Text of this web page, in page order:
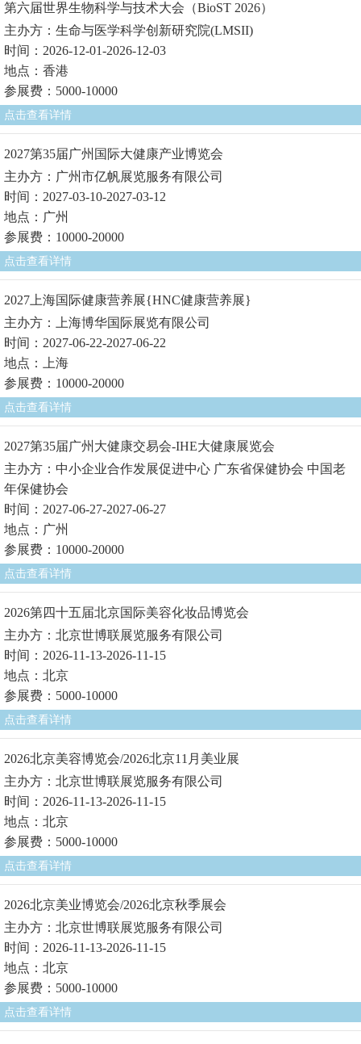
第六届世界生物科学与技术大会（BioST 2026）
主办方：生命与医学科学创新研究院(LMSII)
时间：2026-12-01-2026-12-03
地点：香港
参展费：5000-10000
点击查看详情
2027第35届广州国际大健康产业博览会
主办方：广州市亿帆展览服务有限公司
时间：2027-03-10-2027-03-12
地点：广州
参展费：10000-20000
点击查看详情
2027上海国际健康营养展{HNC健康营养展}
主办方：上海博华国际展览有限公司
时间：2027-06-22-2027-06-22
地点：上海
参展费：10000-20000
点击查看详情
2027第35届广州大健康交易会-IHE大健康展览会
主办方：中小企业合作发展促进中心 广东省保健协会 中国老
年保健协会
时间：2027-06-27-2027-06-27
地点：广州
参展费：10000-20000
点击查看详情
2026第四十五届北京国际美容化妆品博览会
主办方：北京世博联展览服务有限公司
时间：2026-11-13-2026-11-15
地点：北京
参展费：5000-10000
点击查看详情
2026北京美容博览会/2026北京11月美业展
主办方：北京世博联展览服务有限公司
时间：2026-11-13-2026-11-15
地点：北京
参展费：5000-10000
点击查看详情
2026北京美业博览会/2026北京秋季展会
主办方：北京世博联展览服务有限公司
时间：2026-11-13-2026-11-15
地点：北京
参展费：5000-10000
点击查看详情